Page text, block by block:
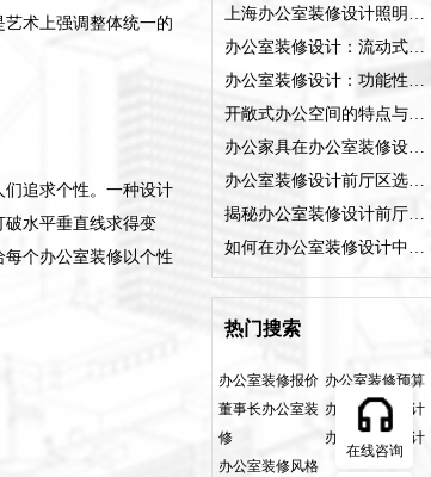
术上强调整体统一的
追求个性。一种设计
水平垂直线求得变
个办公室装修以个性
上海办公室装修设计照明方案是什么？
办公室装修设计：流动式办公空间的特点
办公室装修设计：功能性与美观性的完美融合
开敞式办公空间的特点与装修设计
办公家具在办公室装修设计中的角色
办公室装修设计前厅区选择什么装修风格好？
揭秘办公室装修设计前厅的五大魅力，让您的企业门面熠熠生辉!
如何在办公室装修设计中巧妙设计前厅区
热门搜索
办公室装修报价 办公室装修预算
董事长办公室装
修
办公室软装设计
办公室空间设计
办公室装修风格
在线咨询